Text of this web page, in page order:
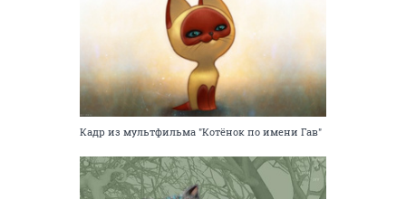
Кадр из мультфильма "Котёнок по имени Гав"